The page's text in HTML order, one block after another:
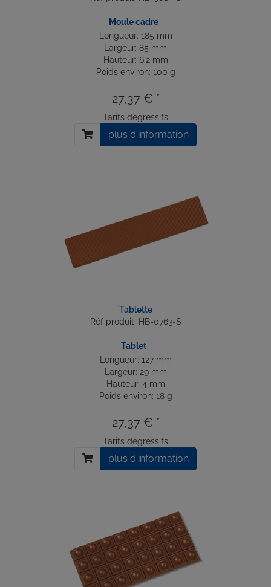
Moule cadre
Longueur: 185 mm
Largeur: 85 mm
Hauteur: 6.2 mm
Poids environ: 100 g
27,37 € *
Tarifs dégressifs
plus d'information
Tablette
Réf produit: HB-0763-S
Tablet
Longueur: 127 mm
Largeur: 29 mm
Hauteur: 4 mm
Poids environ: 18 g
27,37 € *
Tarifs dégressifs
plus d'information